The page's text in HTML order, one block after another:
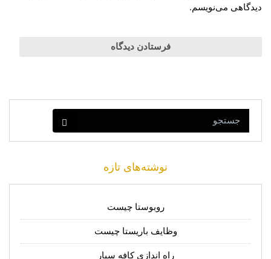
دیدگاهی می‌نویسم.
نوشته‌های تازه
روبوستا چیست
وظایف باریستا چیست
راه اندازی کافه سیار